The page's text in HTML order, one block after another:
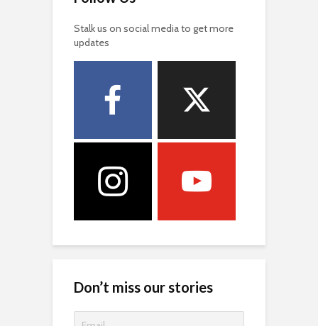
Stalk us on social media to get more
updates
Don’t miss our stories